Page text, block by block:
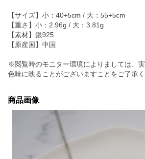
【サイズ】小：40+5cm / 大：55+5cm
【重さ】小：2.96g / 大：3.81g
【素材】銀925
【原産国】中国
※閲覧時のモニター環境によりましては、
色味に映ることがございますことをご了承
商品画像